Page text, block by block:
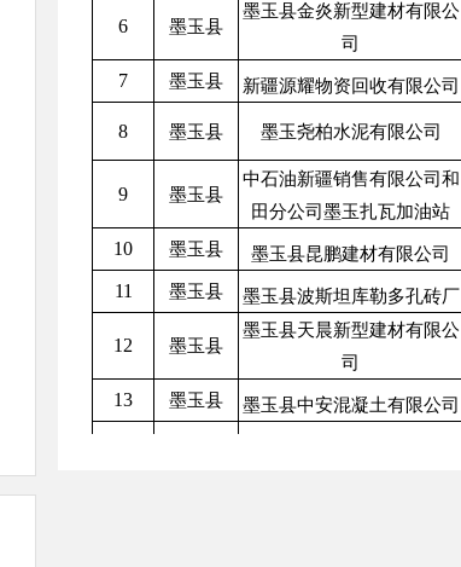
6 墨玉县
墨玉县金炎新型建材有限公
司
7 墨玉县 新疆源耀物资回收有限公司
8 墨玉县 墨玉尧柏水泥有限公司
9 墨玉县
中石油新疆销售有限公司和
田分公司墨玉扎瓦加油站
10 墨玉县 墨玉县昆鹏建材有限公司
11 墨玉县 墨玉县波斯坦库勒多孔砖厂
12 墨玉县
墨玉县天晨新型建材有限公
司
13 墨玉县 墨玉县中安混凝土有限公司